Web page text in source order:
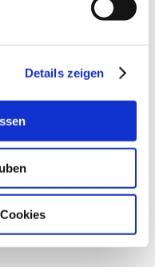
Details zeigen